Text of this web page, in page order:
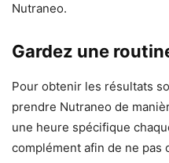
Nutraneo.
Gardez une
Pour obtenir les résultats
prendre Nutraneo de
une heure spécifique
complément afin de ne pas